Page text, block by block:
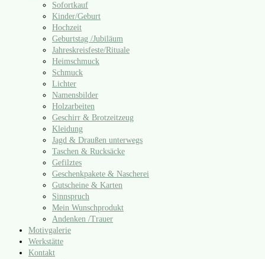
Sofortkauf
Kinder/​Geburt
Hochzeit
Geburtstag /​Jubiläum
Jahreskreisfeste/​Rituale
Heimschmuck
Schmuck
Lichter
Namensbilder
Holzarbeiten
Geschirr & Brotzeitzeug
Kleidung
Jagd & Draußen unterwegs
Taschen & Rucksäcke
Gefilztes
Geschenkpakete & Nascherei
Gutscheine & Karten
Sinnspruch
Mein Wunschprodukt
Andenken /​Trauer
Motivgalerie
Werkstätte
Kontakt